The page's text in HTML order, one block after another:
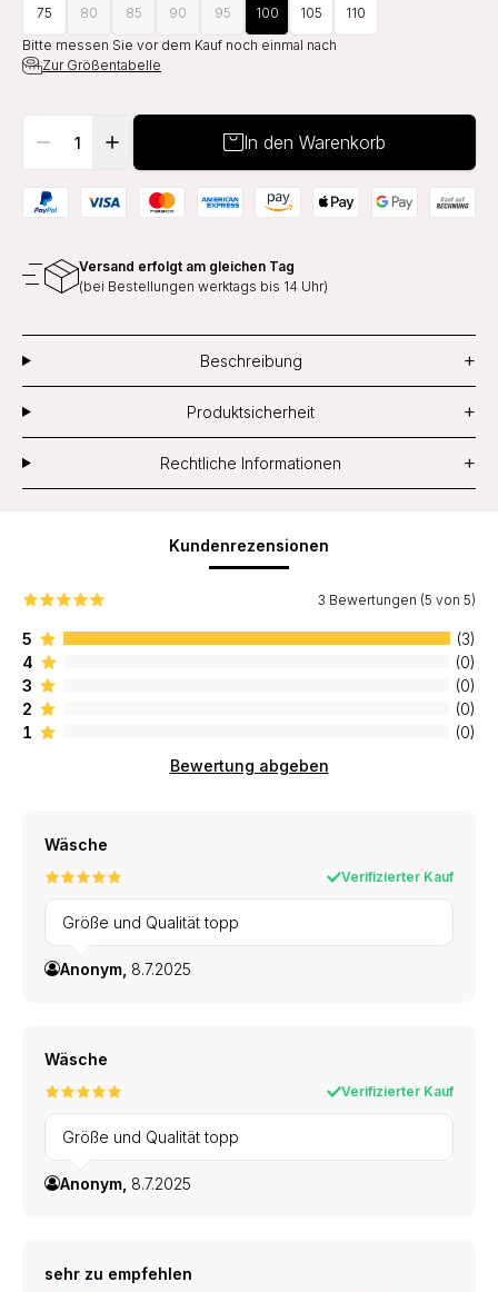
75 80 85 90 95 100 105
110
Bitte messen Sie vor dem Kauf noch einmal nach
Zur Größentabelle
In den Warenkorb
Versand erfolgt am gleichen Tag
(bei Bestellungen werktags bis 14 Uhr)
Beschreibung +
Produktsicherheit +
Rechtliche Informationen +
Kundenrezensionen
3 Bewertungen (5 von 5)
5
(3)
4
(0)
3
(0)
2
(0)
1
(0)
Bewertung abgeben
Wäsche
Verifizierter Kauf
Größe und Qualität topp
Anonym, 8.7.2025
Wäsche
Verifizierter Kauf
Größe und Qualität topp
Anonym, 8.7.2025
sehr zu empfehlen